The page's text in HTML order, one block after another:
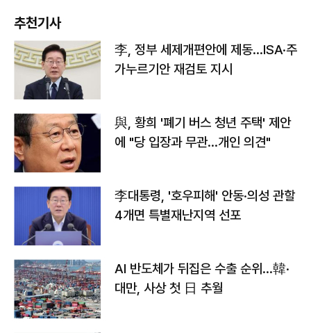
추천기사
李, 정부 세제개편안에 제동…ISA·주
가누르기안 재검토 지시
與, 황희 '폐기 버스 청년 주택' 제안
에 "당 입장과 무관…개인 의견"
李대통령, '호우피해' 안동·의성 관할
4개면 특별재난지역 선포
AI 반도체가 뒤집은 수출 순위…韓·
대만, 사상 첫 日 추월